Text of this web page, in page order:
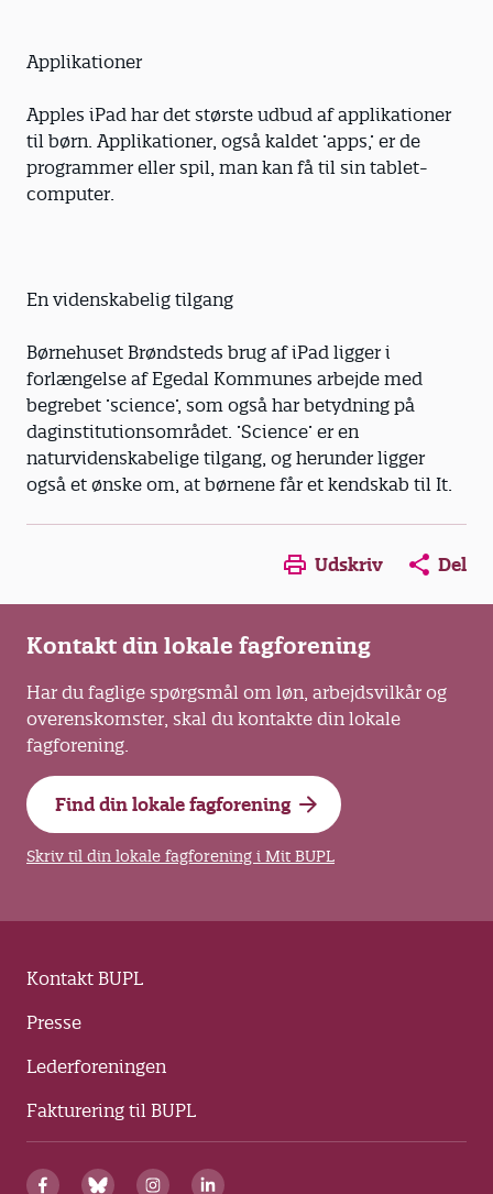
Applikationer
Apples iPad har det største udbud af applikationer
til børn. Applikationer, også kaldet ’apps,’ er de
programmer eller spil, man kan få til sin tablet-
computer.
En videnskabelig tilgang
Børnehuset Brøndsteds brug af iPad ligger i
forlængelse af Egedal Kommunes arbejde med
begrebet ’science’, som også har betydning på
daginstitutionsområdet. ’Science’ er en
naturvidenskabelige tilgang, og herunder ligger
også et ønske om, at børnene får et kendskab til It.
Opens in a new window
Opens in a new
Opens in
Udskriv Del
Kontakt din lokale fagforening
Har du faglige spørgsmål om løn, arbejdsvilkår og
overenskomster, skal du kontakte din lokale
fagforening.
Find din lokale fagforening
Skriv til din lokale fagforening i Mit BUPL
Kontakt BUPL
Presse
Lederforeningen
Fakturering til BUPL